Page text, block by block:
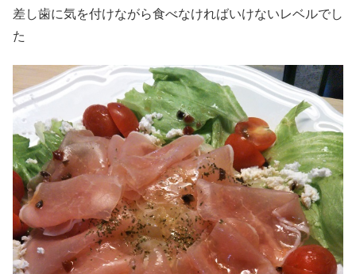
差し歯に気を付けながら食べなければいけないレベルでし
た